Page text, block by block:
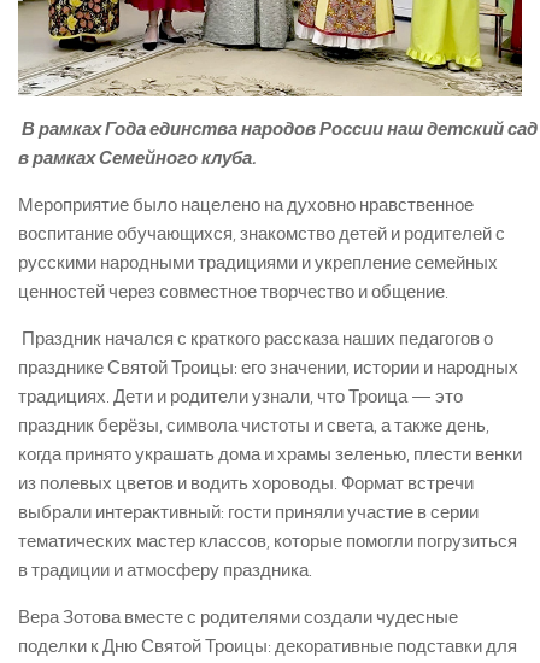
В рамках Года единства народов России наш детский
в рамках Семейного клуба.
Мероприятие было нацелено на духовно нравственное
воспитание обучающихся, знакомство детей и родителей с
русскими народными традициями и укрепление семейных
ценностей через совместное творчество и общение.
Праздник начался с краткого рассказа наших педагогов о
празднике Святой Троицы: его значении, истории и народных
традициях. Дети и родители узнали, что Троица — это
праздник берёзы, символа чистоты и света, а также день,
когда принято украшать дома и храмы зеленью, плести венки
из полевых цветов и водить хороводы. Формат встречи
выбрали интерактивный: гости приняли участие в серии
тематических мастер классов, которые помогли погрузиться
в традиции и атмосферу праздника.
Вера Зотова вместе с родителями создали чудесные
поделки к Дню Святой Троицы: декоративные подставки для